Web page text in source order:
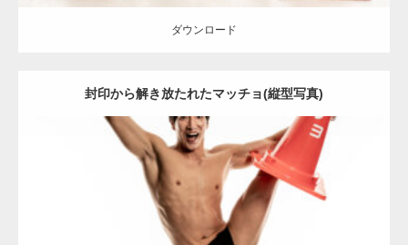
ダウンロード
封印から解き放たれたマッチョ(縦型写真)
Update: 2022.01.30
カラーコーンとマッチョ その他 AKIHITO(細マッチョ)